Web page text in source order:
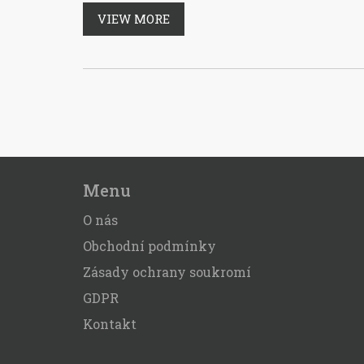
VIEW MORE
Menu
O nás
Obchodní podmínky
Zásady ochrany soukromí
GDPR
Kontakt